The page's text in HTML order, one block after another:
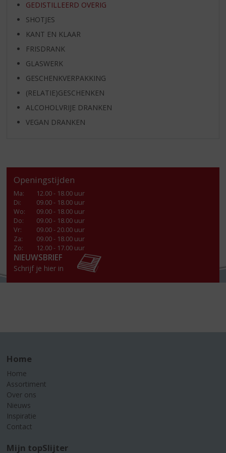
GEDISTILLEERD OVERIG
SHOTJES
KANT EN KLAAR
FRISDRANK
GLASWERK
GESCHENKVERPAKKING
(RELATIE)GESCHENKEN
ALCOHOLVRIJE DRANKEN
VEGAN DRANKEN
Openingstijden
Ma:
12.00 - 18.00 uur
Di:
09.00 - 18.00 uur
Wo:
09.00 - 18.00 uur
Do:
09.00 - 18.00 uur
Vr:
09.00 - 20.00 uur
Za:
09.00 - 18.00 uur
Zo:
12.00 - 17.00 uur
NIEUWSBRIEF
Schrijf je hier in
Home
Home
Assortiment
Over ons
Nieuws
Inspiratie
Contact
Mijn topSlijter